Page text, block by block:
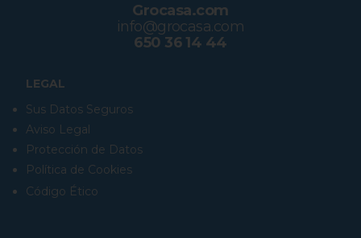
LEGAL
Sus Datos Seguros
Aviso Legal
Protección de Datos
Política de Cookies
Código Ético
Grocasa.com
info@grocasa.com
650 36 14 44